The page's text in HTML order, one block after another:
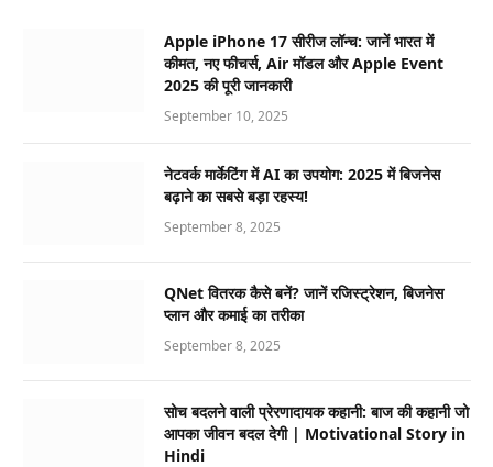
Apple iPhone 17 सीरीज लॉन्च: जानें भारत में
कीमत, नए फीचर्स, Air मॉडल और Apple Event
2025 की पूरी जानकारी
September 10, 2025
नेटवर्क मार्केटिंग में AI का उपयोग: 2025 में बिजनेस
बढ़ाने का सबसे बड़ा रहस्य!
September 8, 2025
QNet वितरक कैसे बनें? जानें रजिस्ट्रेशन, बिजनेस
प्लान और कमाई का तरीका
September 8, 2025
सोच बदलने वाली प्रेरणादायक कहानी: बाज की कहानी जो
आपका जीवन बदल देगी | Motivational Story in
Hindi